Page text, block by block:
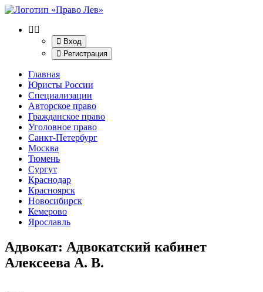
Вход
Регистрация
Главная
Юристы России
Специализации
Авторское право
Гражданское право
Уголовное право
Санкт-Петербург
Москва
Тюмень
Сургут
Краснодар
Красноярск
Новосибирск
Кемерово
Ярославль
Адвокат: Адвокатский кабинет
Алексеева А. В.